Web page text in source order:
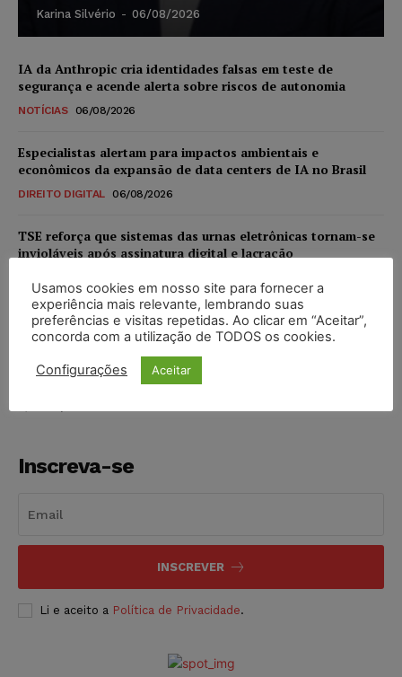
Karina Silvério - 06/08/2026
IA da Anthropic cria identidades falsas em teste de
segurança e acende alerta sobre riscos de autonomia
NOTÍCIAS 06/08/2026
Especialistas alertam para impactos ambientais e
econômicos da expansão de data centers de IA no Brasil
DIREITO DIGITAL 06/08/2026
TSE reforça que sistemas das urnas eletrônicas tornam-se
invioláveis após assinatura digital e lacração
STF inicia julgamento sobre constitucionalidade da
proibição dos jogos de azar no Brasil
Inscreva-se
INSCREVER
Li e aceito a Política de Privacidade.
Usamos cookies em nosso site para fornecer a
experiência mais relevante, lembrando suas
preferências e visitas repetidas. Ao clicar em “Aceitar”,
concorda com a utilização de TODOS os cookies.
Configurações Aceitar